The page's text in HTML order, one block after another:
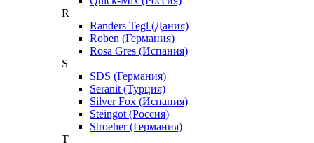
R
Randers Tegl (Дания)
Roben (Германия)
Rosa Gres (Испания)
S
SDS (Германия)
Seranit (Турция)
Silver Fox (Испания)
Steingot (Россия)
Stroeher (Германия)
T